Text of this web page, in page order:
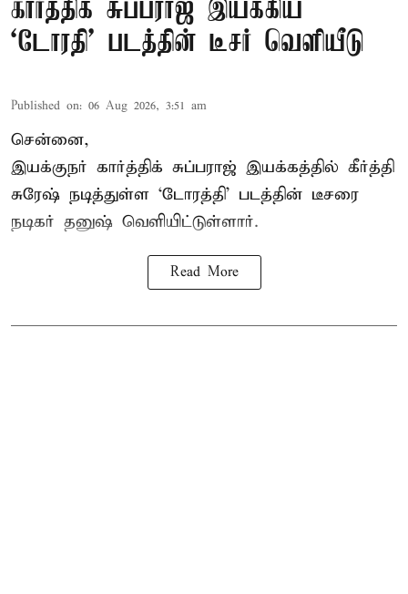
கார்த்திக் சுப்பராஜ் இயக்கிய
`டோரதி' படத்தின் டீசர் வெளியீடு
Published on: 06 Aug 2026, 3:51 am
சென்னை,
இயக்குநர் கார்த்திக் சுப்பராஜ் இயக்கத்தில் கீர்த்தி
சுரேஷ் நடித்துள்ள `டோரத்தி' படத்தின் டீசரை
நடிகர் தனுஷ் வெளியிட்டுள்ளார்.
Read More